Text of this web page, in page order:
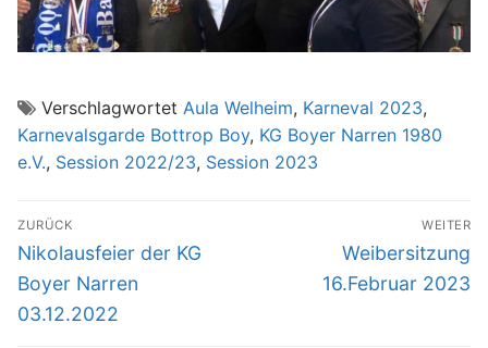
Verschlagwortet Aula Welheim, Karneval 2023,
Karnevalsgarde Bottrop Boy, KG Boyer Narren 1980
e.V., Session 2022/23, Session 2023
Beitragsnavigation
ZURÜCK
Vorheriger
Beitrag:
Nikolausfeier der KG
Boyer Narren
03.12.2022
WEITER
Nächster
Beitrag:
Weibersitzung
16.Februar 2023